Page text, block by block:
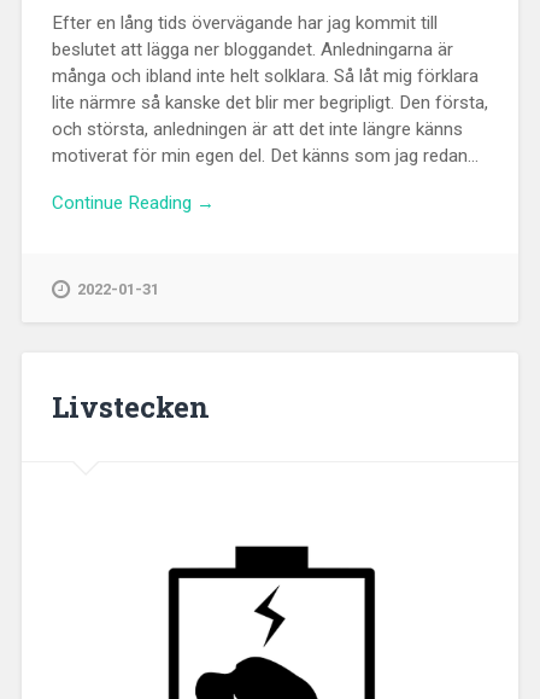
Efter en lång tids övervägande har jag kommit till
beslutet att lägga ner bloggandet. Anledningarna är
många och ibland inte helt solklara. Så låt mig förklara
lite närmre så kanske det blir mer begripligt. Den första,
och största, anledningen är att det inte längre känns
motiverat för min egen del. Det känns som jag redan...
Continue Reading →
2022-01-31
Livstecken